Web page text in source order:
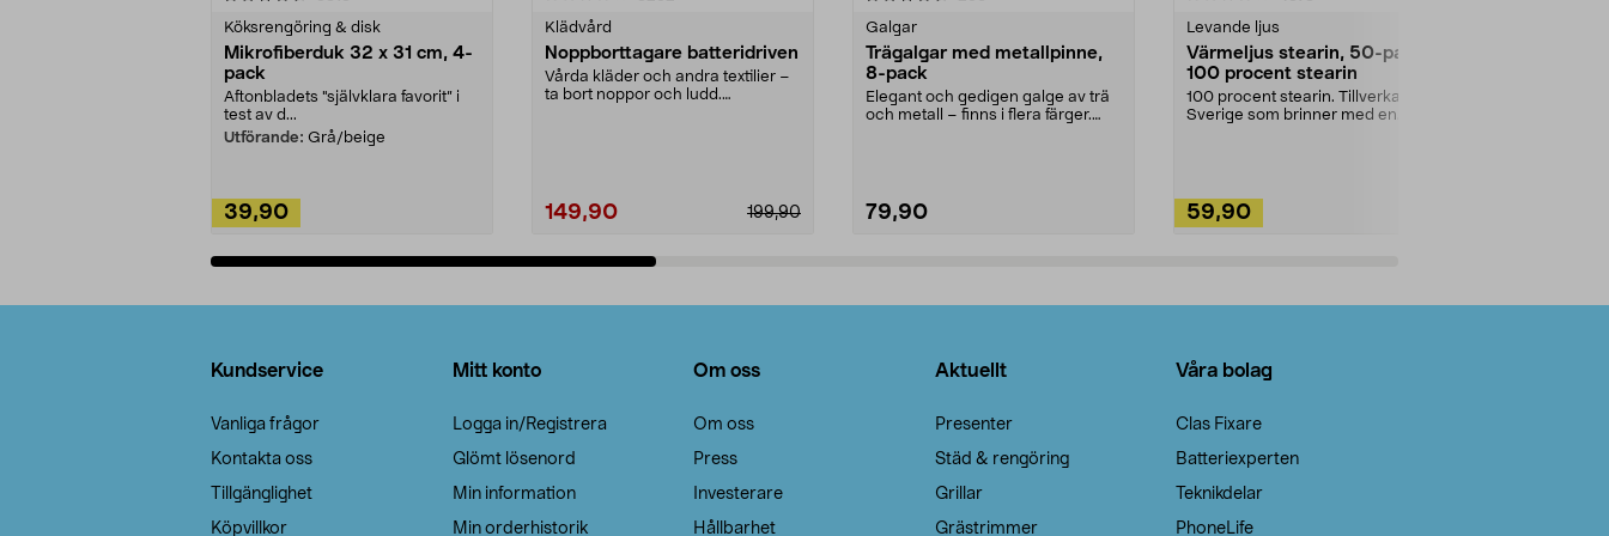
Köksrengöring & disk
Mikrofiberduk 32 x 31 cm, 4-
pack
Aftonbladets "självklara favorit” i
test av d...
Utförande: Grå/beige
39,90
Klädvård
Noppborttagare batteridriven
Vårda kläder och andra textilier –
ta bort noppor och ludd.
199,90
149,90
Galgar
Trägalgar med metallpinne,
8-pack
Elegant och gedigen galge av trä
och metall – finns i flera färger.
79,90
Levande ljus
Värmeljus stearin, 50-pack,
100 procent stearin
100 procent stearin. Tillverkade i
Sverige som brinner med en
59,90
Kundservice
Vanliga frågor
Kontakta oss
Tillgänglighet
Köpvillkor
Mitt konto
Logga in/Registrera
Glömt lösenord
Min information
Min orderhistorik
Om oss
Om oss
Press
Investerare
Hållbarhet
Aktuellt
Presenter
Städ & rengöring
Grillar
Grästrimmer
Våra bolag
Clas Fixare
Batteriexperten
Teknikdelar
PhoneLife